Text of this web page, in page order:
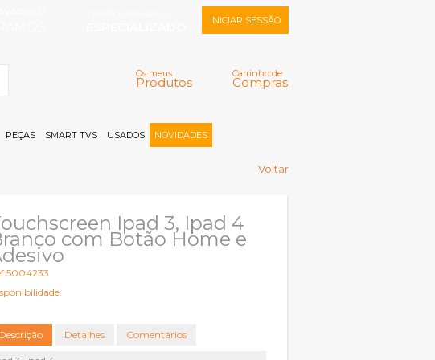
Carrinho de
Compras
Os meus
Produtos
INICIAR SESSÃO
Memorizar
Registar |
PEÇAS SMART TVS USADOS NOVIDADES
Voltar
Ipad 3, Ipad 4
com Botão Home e
Descrição Detalhes Comentários